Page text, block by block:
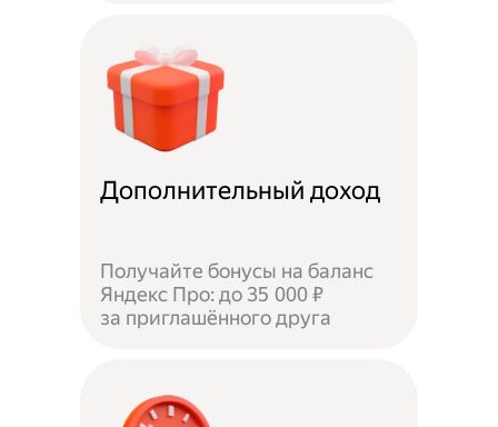
Дополнительный доход
Получайте бонусы на баланс
Яндекс Про: до 35 000 ₽
за приглашённого друга